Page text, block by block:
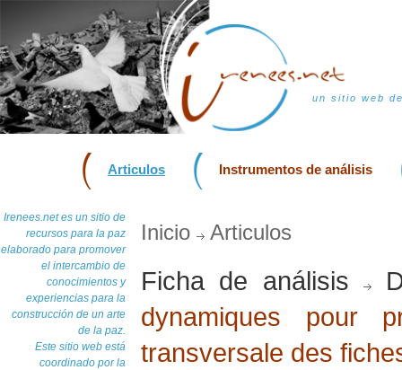
un sitio web
Articulos Instrumentos de análisis
Irenees.net es un sitio de
recursos para la paz
elaborado para promover
el intercambio de
conocimientos y
experiencias para la
construcción de un arte
de la paz.
Este sitio web está
coordinado por la
Inicio Articulos
Ficha de análisis
dynamiques pour
transversale des